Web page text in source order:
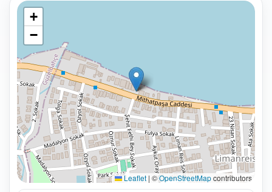
+
−
Leaflet | ©OpenStreetMapcontributors